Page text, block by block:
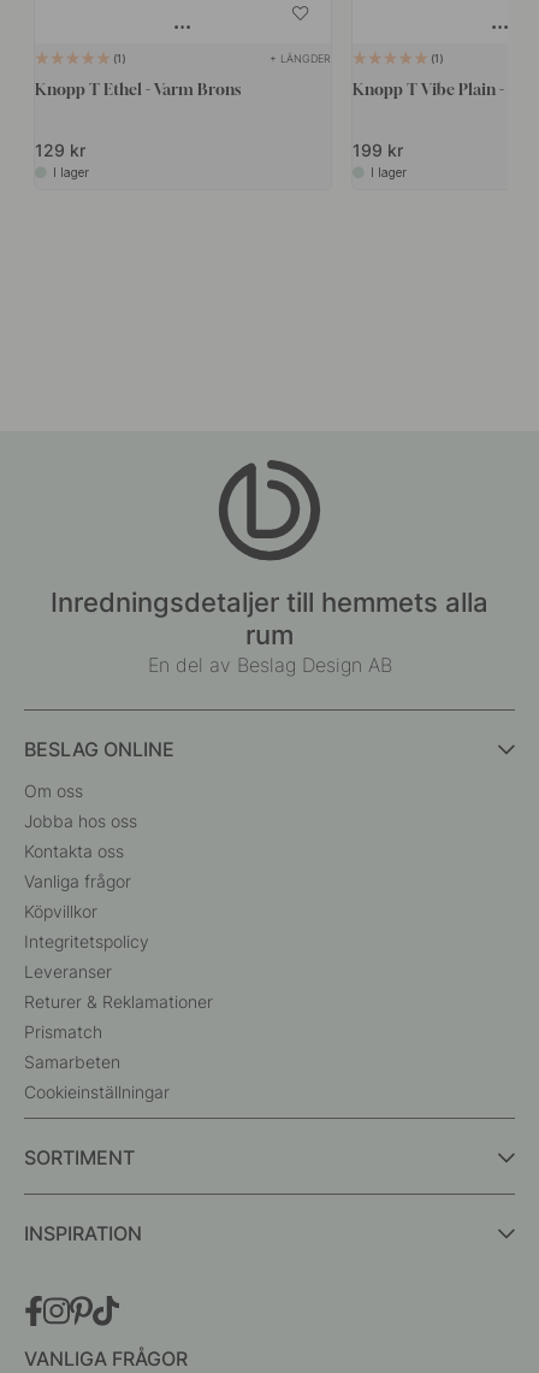
1 + LÄNGDER
Knopp T Ethel - Varm Brons
129 kr
I lager
1
Knopp T Vibe Plain -
199 kr
I lager
Inredningsdetaljer till hemmets alla
rum
En del av Beslag Design AB
BESLAG ONLINE
Om oss
Jobba hos oss
Kontakta oss
Vanliga frågor
Köpvillkor
Integritetspolicy
Leveranser
Returer & Reklamationer
Prismatch
Samarbeten
Cookieinställningar
SORTIMENT
INSPIRATION
VANLIGA FRÅGOR